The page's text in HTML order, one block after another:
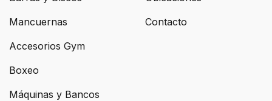
Mancuernas
Accesorios Gym
Boxeo
Máquinas y Bancos
Contacto